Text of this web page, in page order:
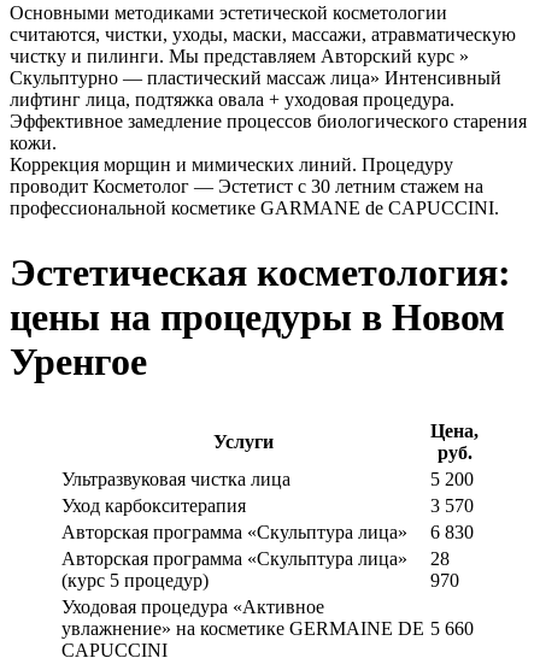
Основными методиками эстетической косметологии
считаются, чистки, уходы, маски, массажи, атравматическую
чистку и пилинги. Мы представляем Авторский курс »
Скульптурно — пластический массаж лица» Интенсивный
лифтинг лица, подтяжка овала + уходовая процедура.
Эффективное замедление процессов биологического старения
кожи.
Коррекция морщин и мимических линий. Процедуру
проводит Косметолог — Эстетист с 30 летним стажем на
профессиональной косметике GARMANE de CAPUCCINI.
Эстетическая косметология:
цены на процедуры в Новом
Уренгое
Услуги
Цена,
руб.
Ультразвуковая чистка лица
5 200
Уход карбокситерапия
3 570
Авторская программа «Скульптура лица»
6 830
Авторская программа «Скульптура лица»
(курс 5 процедур)
28
970
Уходовая процедура «Активное
увлажнение» на косметике GERMAINE DE
CAPUCCINI
5 660